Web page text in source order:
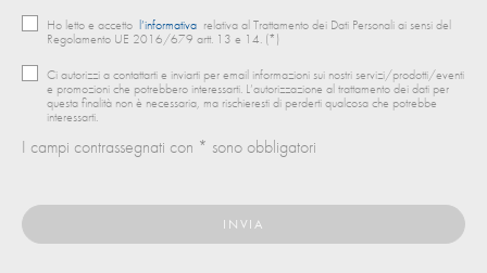
Ho letto e accetto l’informativa relativa al Trattamento dei Dati Personali ai sensi del
Regolamento UE 2016/679 artt. 13 e 14. (*)
Ci autorizzi a contattarti e inviarti per email informazioni sui nostri servizi/prodotti/eventi
e promozioni che potrebbero interessarti. L’autorizzazione al trattamento dei dati per
questa finalità non è necessaria, ma rischieresti di perderti qualcosa che potrebbe
interessarti.
I campi contrassegnati con * sono obbligatori